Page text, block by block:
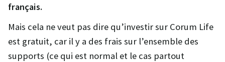
français.
Mais cela ne veut pas dire qu’investir sur Corum Life
est gratuit, car il y a des frais sur l’ensemble des
supports (ce qui est normal et le cas partout